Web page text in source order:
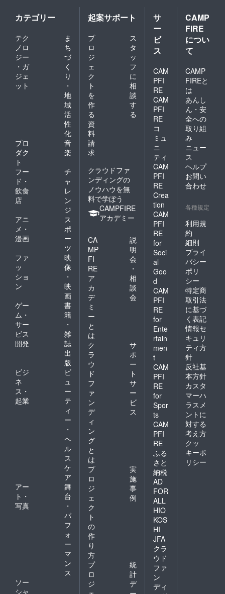
をご記
入くだ
さい。
●限定音
源(未発
表曲※
データ
添付し
たメー
ルにて
提供) 5
月1日以
降順
次、支
援者の
方々指
定の
メール
アドレ
スに 詳
細をご
連絡い
たしま
カテゴリー
テク
ノロ
ジー
・ガ
ジェ
ット
ま
ち
づ
く
り
・
地
域
活
性
化
プロ
ダク
ト
音
楽
フー
ド・
飲食
店
チ
ャ
レ
ン
ジ
アニ
メ・
漫画
ス
ポ
ー
ツ
ファ
ッ
ショ
ン
映
像
・
映
画
ゲー
ム・
サー
ビス
開発
書
籍
・
雑
誌
出
版
ビジ
ネ
ス・
起業
ビ
ュ
ー
テ
ィ
ー
・
ヘ
ル
ス
ケ
ア
アー
ト・
写真
舞
台
・
パ
フ
ォ
ー
マ
ン
ス
ソー
シャ
起案サポート
プ
ロ
ジ
ェ
ク
ト
を
作
る
ス
タ
ッ
フ
に
相
談
す
る
資
料
請
求
クラウドファ
ンディングの
ノウハウを無
料で学ぼう
CAMPFIRE
アカデミー
CA
MP
FI
RE
ア
カ
デ
ミ
ー
と
は
説
明
会
・
相
談
会
ク
ラ
ウ
ド
フ
ァ
ン
デ
ィ
ン
グ
と
は
サ
ポ
ー
ト
サ
ー
ビ
ス
プ
ロ
ジ
ェ
ク
ト
の
作
り
方
実
施
事
例
プ
ロ
ジ
統
計
デ
サ
ー
ビ
ス
CAM
PFI
RE
CAM
PFI
RE
コ
ミュ
ニ
ティ
CAM
PFI
RE
Crea
tion
CAM
PFI
RE
for
Soci
al
Goo
d
CAM
PFI
RE
for
Ente
rtain
men
t
CAM
PFI
RE
for
Spor
ts
CAM
PFI
RE
ふる
さと
納税
AD
FOR
ALL
HIO
KOS
HI
JFA
クラ
ウド
ファ
ン
ディ
CAMP
FIRE
につい
て
CAMP
FIREと
は
あんし
ん・安
全への
取り組
み
ニュー
ス
ヘルプ
お問い
合わせ
各種規定
利用規
約
細則
プライ
バシー
ポリ
シー
特定商
取引法
に基づ
く表記
情報セ
キュリ
ティ方
針
反社基
本方針
カスタ
マーハ
ラスメ
ントに
対する
考え方
クッ
キーポ
リシー